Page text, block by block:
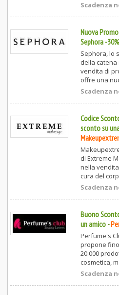
Scadenza
Nuova
Sephora -
Sephora, lo
della
vendita di
offre una
Scadenza
Codice
sconto su
di Extreme
nella
cura del
Scadenza
Buono
un amico-
Perfume's
propone
20.000
cosmetica,
Scadenza